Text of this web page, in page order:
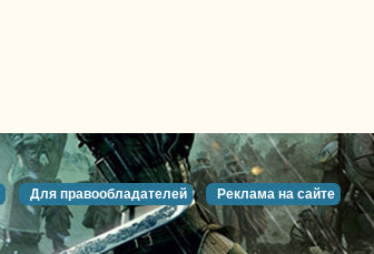
Для правообладателей Реклама на сайте